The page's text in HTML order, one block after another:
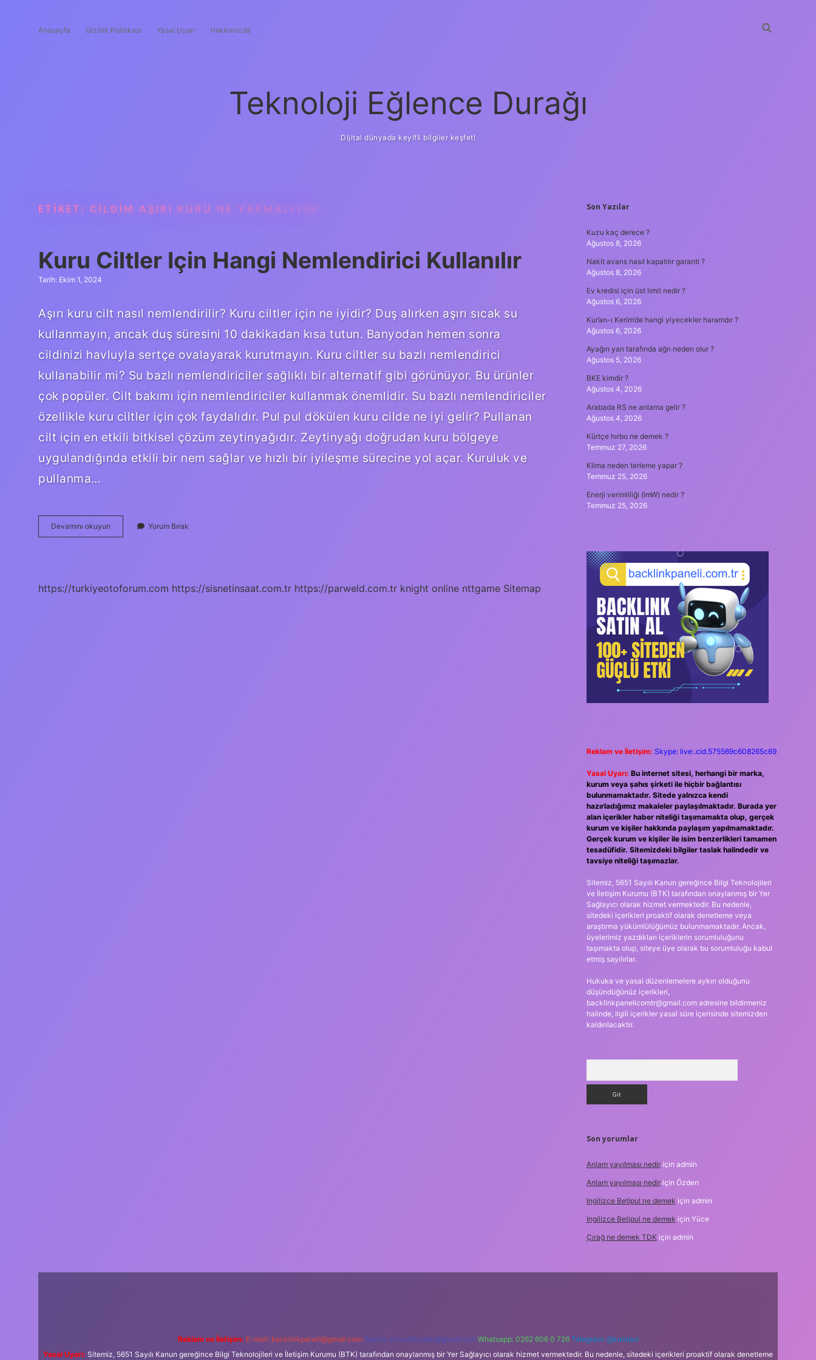
Anasayfa Gizlilik Politikası Yasal Uyarı Hakkımızda
Teknoloji Eğlence Durağı
Dijital dünyada keyifli bilgiler keşfet!
ETIKET: CILDIM AŞIRI KURU NE YAPMALIYIM
Kuru Ciltler Için Hangi Nemlendirici Kullanılır
Tarih: Ekim 1, 2024
Aşırı kuru cilt nasıl nemlendirilir? Kuru ciltler için ne iyidir? Duş alırken aşırı sıcak su
kullanmayın, ancak duş süresini 10 dakikadan kısa tutun. Banyodan hemen sonra
cildinizi havluyla sertçe ovalayarak kurutmayın. Kuru ciltler su bazlı nemlendirici
kullanabilir mi? Su bazlı nemlendiriciler sağlıklı bir alternatif gibi görünüyor. Bu ürünler
çok popüler. Cilt bakımı için nemlendiriciler kullanmak önemlidir. Su bazlı nemlendiriciler
özellikle kuru ciltler için çok faydalıdır. Pul pul dökülen kuru cilde ne iyi gelir? Pullanan
cilt için en etkili bitkisel çözüm zeytinyağıdır. Zeytinyağı doğrudan kuru bölgeye
uygulandığında etkili bir nem sağlar ve hızlı bir iyileşme sürecine yol açar. Kuruluk ve
pullanma…
Devamını okuyun
Ciltler
Yorum Bırak
https://turkiyeotoforum.com https://sisnetinsaat.com.tr https://parweld.com.tr knight online nttgame Sitemap
SIDEBAR
Son Yazılar
Kuzu kaç derece ?
Ağustos 8, 2026
Nakit avans nasıl kapatılır garanti ?
Ağustos 8, 2026
Ev kredisi için üst limit nedir ?
Ağustos 6, 2026
Kur’an-ı Kerim’de hangi yiyecekler haramdır ?
Ağustos 6, 2026
Ayağın yan tarafında ağrı neden olur ?
Ağustos 5, 2026
BKE kimdir ?
Ağustos 4, 2026
Arabada RS ne anlama gelir ?
Ağustos 4, 2026
Kürtçe hırbo ne demek ?
Temmuz 27, 2026
Klima neden terleme yapar ?
Temmuz 25, 2026
Enerji verimliliği (lmW) nedir ?
Temmuz 25, 2026
Reklam ve İletişim: Skype: live:.cid.575569c608265c69
Yasal Uyarı: Bu internet sitesi, herhangi bir marka,
kurum veya şahıs şirketi ile hiçbir bağlantısı
bulunmamaktadır. Sitede yalnızca kendi
hazırladığımız makaleler paylaşılmaktadır. Burada yer
alan içerikler haber niteliği taşımamakta olup, gerçek
kurum ve kişiler hakkında paylaşım yapılmamaktadır.
Gerçek kurum ve kişiler ile isim benzerlikleri tamamen
tesadüfidir. Sitemizdeki bilgiler taslak halindedir ve
tavsiye niteliği taşımazlar.
Sitemiz, 5651 Sayılı Kanun gereğince Bilgi Teknolojileri
ve İletişim Kurumu (BTK) tarafından onaylanmış bir Yer
Sağlayıcı olarak hizmet vermektedir. Bu nedenle,
sitedeki içerikleri proaktif olarak denetleme veya
araştırma yükümlülüğümüz bulunmamaktadır. Ancak,
üyelerimiz yazdıkları içeriklerin sorumluluğunu
taşımakta olup, siteye üye olarak bu sorumluluğu kabul
etmiş sayılırlar.
Hukuka ve yasal düzenlemelere aykırı olduğunu
düşündüğünüz içerikleri,
backlinkpanelicomtr@gmail.comadresine bildirmeniz
halinde, ilgili içerikler yasal süre içerisinde sitemizden
kaldırılacaktır.
Son yorumlar
Anlam yayılması nediriçin admin
Anlam yayılması nediriçin Özden
Ingilizce Betipul ne demek için admin
Ingilizce Betipul ne demek için Yüce
Çırağ ne demek TDKiçin admin
Reklam ve İletişim: E-mail: backlinkpaneli@gmail.com Teams: forumhizmeti@gmail.com Whatsapp: 0262 606 0 726 Telegram: @karabul
Yasal Uyarı: Sitemiz, 5651 Sayılı Kanun gereğince Bilgi Teknolojileri ve İletişim Kurumu (BTK) tarafından onaylanmış bir Yer Sağlayıcı olarak hizmet vermektedir. Bu nedenle, sitedeki içerikleri proaktif olarak denetleme